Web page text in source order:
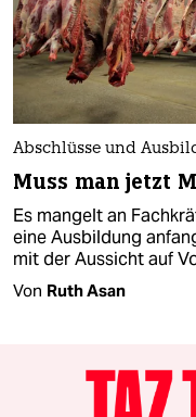
Abschlüsse und
Muss man jetzt
Es mangelt an
eine Ausbildung
mit der Aussicht auf
Von Ruth Asan